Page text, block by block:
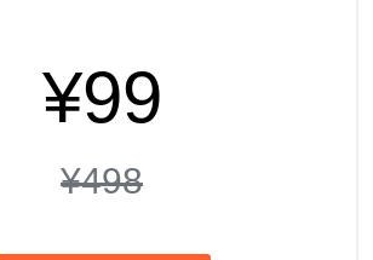
¥99
¥498